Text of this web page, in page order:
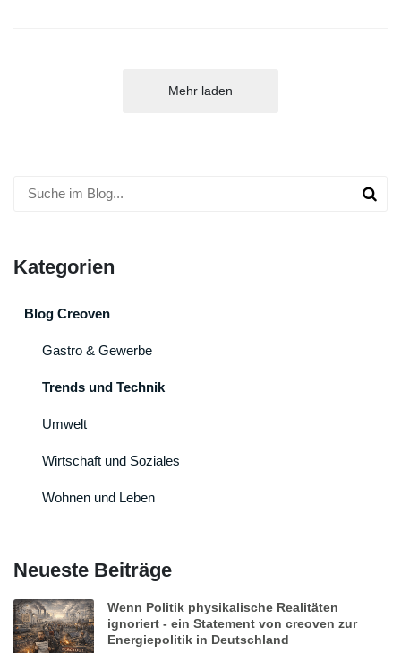
Mehr laden
Kategorien
Blog Creoven
Gastro & Gewerbe
Trends und Technik
Umwelt
Wirtschaft und Soziales
Wohnen und Leben
Neueste Beiträge
Wenn Politik physikalische Realitäten
ignoriert - ein Statement von creoven zur
Energiepolitik in Deutschland